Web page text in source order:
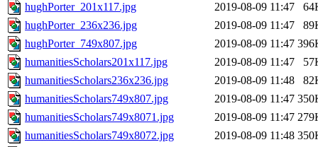
hughPorter_201x117.jpg
2019-08-09 11:47
hughPorter_236x236.jpg
2019-08-09 11:47
hughPorter_749x807.jpg
2019-08-09 11:47
humanitiesScholars201x117.jpg
2019-08-09 11:47
humanitiesScholars236x236.jpg
2019-08-09 11:48
humanitiesScholars749x807.jpg
2019-08-09 11:47
humanitiesScholars749x8071.jpg
2019-08-09 11:47
humanitiesScholars749x8072.jpg
2019-08-09 11:48